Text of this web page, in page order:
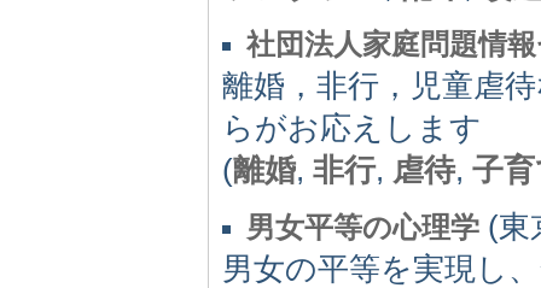
社団法人家庭問題情
離婚，非行，児童虐
らがお応えします
(離婚, 非行, 虐待, 子
男女平等の心理学 (東
男女の平等を実現し